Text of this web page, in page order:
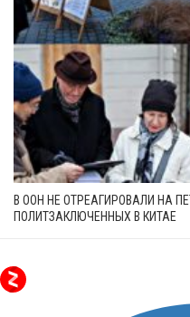
В ООН НЕ ОТРЕАГИРОВАЛИ НА
ПОЛИТЗАКЛЮЧЕННЫХ В КИТАЕ